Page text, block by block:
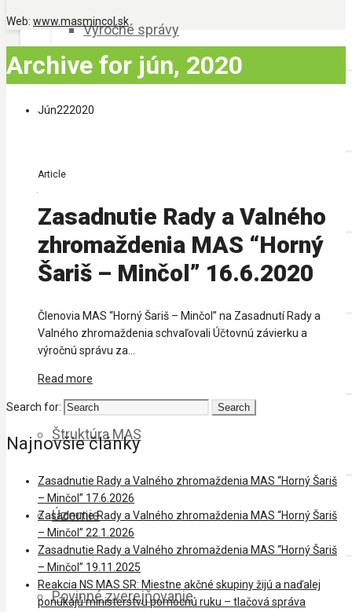
Výročné správy
Kancelária MAS
Publikovali sme
Stratégia rozvoja územia
Štruktúra MAS
Územie
Povinné zverejňovanie
Web: www.masmincol.sk
Archive for jún, 2020
Jún222020
Article
Zasadnutie Rady a Valného
zhromaždenia MAS “Horný
Šariš – Minčol” 16.6.2020
Členovia MAS “Horný Šariš – Minčol” na Zasadnutí Rady a
Valného zhromaždenia schvaľovali Účtovnú závierku a
výročnú správu za...
Read more
Search for:
Najnovšie články
Zasadnutie Rady a Valného zhromaždenia MAS “Horný Šariš
– Minčol” 17.6.2026
Zasadnutie Rady a Valného zhromaždenia MAS “Horný Šariš
– Minčol” 22.1.2026
Zasadnutie Rady a Valného zhromaždenia MAS “Horný Šariš
– Minčol” 19.11.2025
Reakcia NS MAS SR: Miestne akčné skupiny žijú a naďalej
ponúkajú ministerstvu pomocnú ruku – tlačová správa